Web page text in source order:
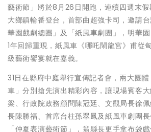
藝術節」將於8月26日開跑，連續四週末
大鄉鎮輪番登台，首部曲超強卡司，邀請
華園戲劇總團」及「紙風車劇團」，明華
1年回歸重現，紙風車《哪吒鬧龍宮》甫從
級藝術饗宴就在嘉義。
31日在縣府中庭舉行宣傳記者會，兩大團
車」分別搶先演出精彩內容，讓現場賓客
梁、行政院政務顧問陳冠廷、文觀局長徐
長陳勝福、首席台柱孫翠鳳及紙風車劇團
「仲夏表演藝術節」，翁縣長更手拿布袋